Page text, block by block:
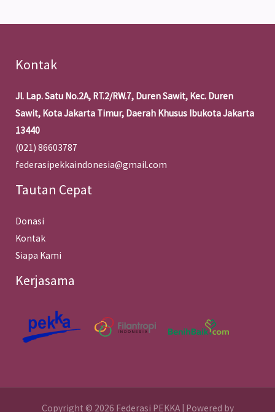
Kontak
Jl. Lap. Satu No.2A, RT.2/RW.7, Duren Sawit, Kec. Duren
Sawit, Kota Jakarta Timur, Daerah Khusus Ibukota Jakarta
13440
(021) 86603787
federasipekkaindonesia@gmail.com
Tautan Cepat
Donasi
Kontak
Siapa Kami
Kerjasama
Copyright © 2026 Federasi PEKKA | Powered by